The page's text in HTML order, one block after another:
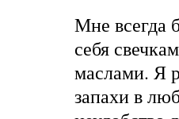
Мне всегда
себя
маслами. Я
запахи в